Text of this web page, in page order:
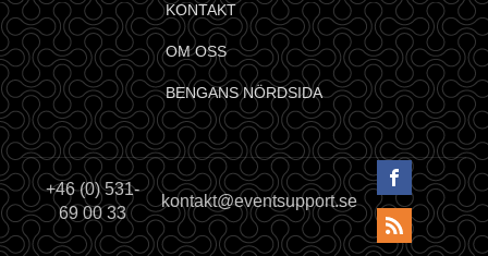
KONTAKT
OM OSS
BENGANS NÖRDSIDA
+46 (0) 531-
69 00 33
kontakt@eventsupport.se